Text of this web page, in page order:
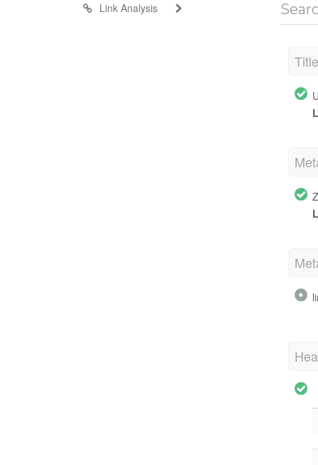
Link Analysis